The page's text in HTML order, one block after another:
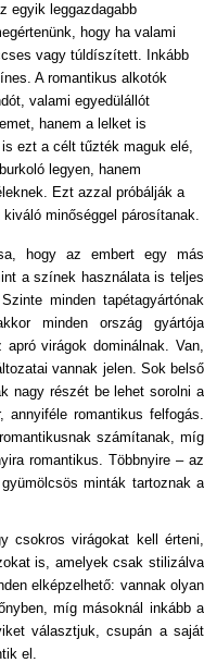
egyik leggazdagabb
hogy ha valami
vagy túldíszített. Inkább
A romantikus alkotók
valami egyedülállót
hanem a lelket is
ezt a célt tűzték maguk elé,
legyen, hanem
Ezt azzal próbálják a
minőséggel párosítanak.
hogy az embert egy más
a színek használata is teljes
minden tapétagyártónak
minden ország gyártója
virágok dominálnak. Van,
vannak jelen. Sok belső
nagy részét be lehet sorolni a
annyiféle romantikus felfogás.
számítanak, míg
romantikus. Többnyire – az
minták tartoznak a
csokros virágokat kell érteni,
is, amelyek csak stilizálva
elképzelhető: vannak olyan
míg másoknál inkább a
választjuk, csupán a saját
el.